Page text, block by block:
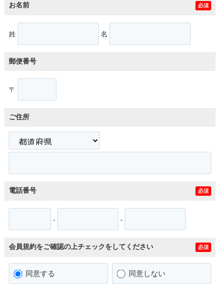
お名前 必須
姓 名
郵便番号
〒
ご住所
電話番号 必須
- -
会員規約をご確認の上チェックをしてください 必須
同意する 同意しない